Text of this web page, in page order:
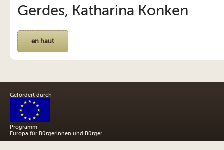
Gerdes, Katharina Konken
en haut
Gefördert durch
Programm
Europa für Bürgerinnen und Bürger